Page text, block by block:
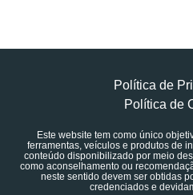
Política de
Política de
Este website tem como único
ferramentas, veículos e produtos de
conteúdo disponibilizado por meio
como aconselhamento ou
neste sentido devem ser obtidas
credenciados e